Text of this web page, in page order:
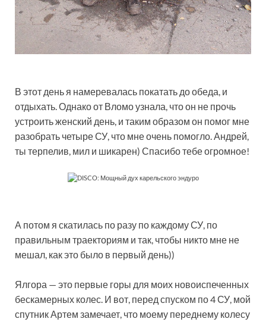
В этот день я намеревалась покатать до обеда, и
отдыхать. Однако от Вломо узнала, что он не прочь
устроить женский день, и таким образом он помог мне
разобрать четыре СУ, что мне очень помогло. Андрей,
ты терпелив, мил и шикарен) Спасибо тебе огромное!
А потом я скатилась по разу по каждому СУ, по
правильным траекториям и так, чтобы никто мне не
мешал, как это было в первый день))
Ялгора — это первые горы для моих новоиспеченных
бескамерных колес. И вот, перед спуском по 4 СУ, мой
спутник Артем замечает, что моему переднему колесу